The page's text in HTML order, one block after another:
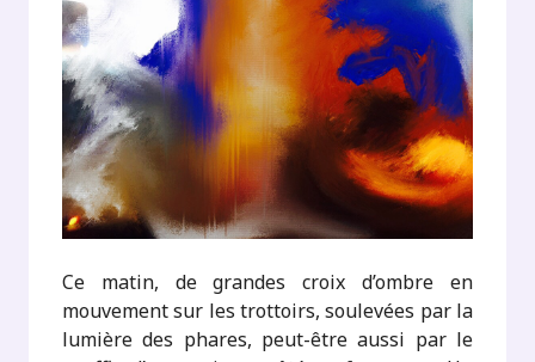
Ce matin, de grandes croix d’ombre en
mouvement sur les trottoirs, soulevées par la
lumière des phares, peut-être aussi par le